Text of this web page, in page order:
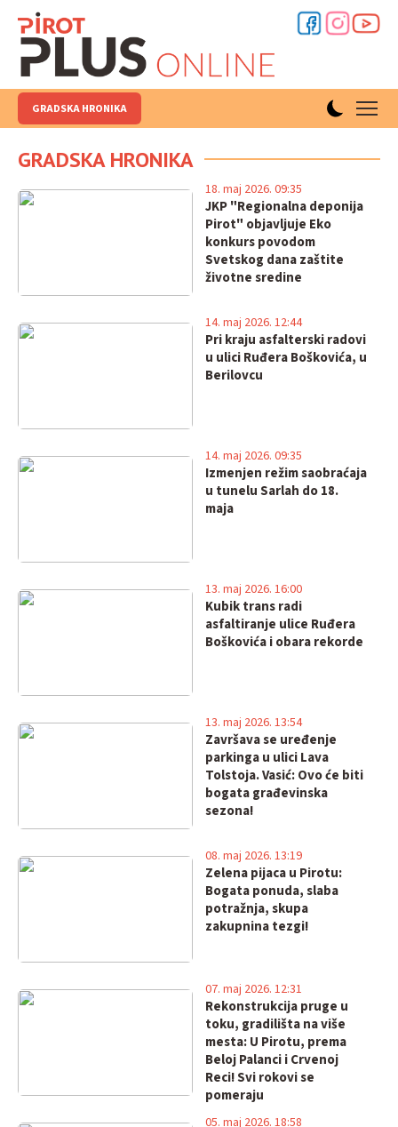
GRADSKA HRONIKA
GRADSKA HRONIKA
JKP "Regionalna deponija
Pirot" objavljuje Eko
konkurs povodom
Svetskog dana zaštite
životne sredine
18. maj 2026. 09:35
Pri kraju asfalterski radovi
u ulici Ruđera Boškovića, u
Berilovcu
14. maj 2026. 12:44
Izmenjen režim saobraćaja
u tunelu Sarlah do 18.
maja
14. maj 2026. 09:35
Kubik trans radi
asfaltiranje ulice Ruđera
Boškovića i obara rekorde
13. maj 2026. 16:00
Završava se uređenje
parkinga u ulici Lava
Tolstoja. Vasić: Ovo će biti
bogata građevinska
sezona!
13. maj 2026. 13:54
Zelena pijaca u Pirotu:
Bogata ponuda, slaba
potražnja, skupa
zakupnina tezgi!
08. maj 2026. 13:19
Rekonstrukcija pruge u
toku, gradilišta na više
mesta: U Pirotu, prema
Beloj Palanci i Crvenoj
Reci! Svi rokovi se
pomeraju
07. maj 2026. 12:31
05. maj 2026. 18:58